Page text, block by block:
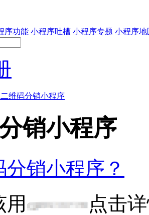
序功能 小程序吐槽 小程序专题 小程序地
二维码分销小程序
销小程序
分销小程序？
用
点击